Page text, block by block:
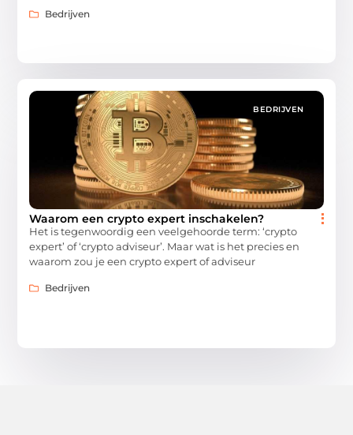
Bedrijven
BEDRIJVEN
Waarom een crypto expert inschakelen?
Het is tegenwoordig een veelgehoorde term: ‘crypto
expert’ of ‘crypto adviseur’. Maar wat is het precies en
waarom zou je een crypto expert of adviseur
Bedrijven